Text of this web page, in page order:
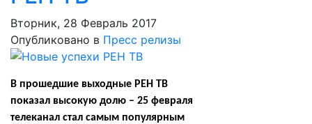
Вторник, 28 Февраль 2017
Опубликовано в Пресс релизы
В прошедшие выходные РЕН ТВ
показал высокую долю – 25 февраля
телеканал стал самым популярным